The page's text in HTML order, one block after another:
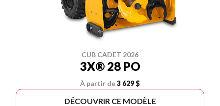
CUB CADET 2026
3X® 28 PO
À partir de3 629 $
DÉCOUVRIR CE MODÈLE